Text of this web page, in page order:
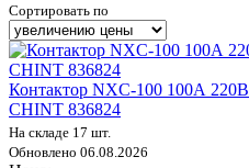
Сортировать по
Контактор NXC-100 100А
CHINT 836824
На складе 17 шт.
Обновлено 06.08.2026